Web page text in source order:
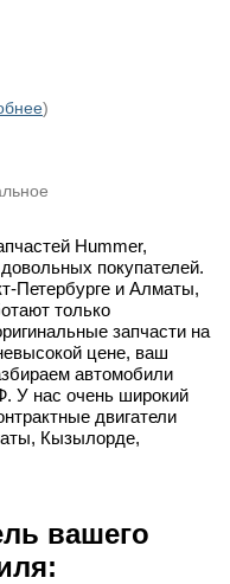
)
Hummer,
покупателей.
Петербурге и Алматы,
только
запчасти на
цене, ваш
автомобили
У нас очень широкий
двигатели
Кызылорде,
вашего